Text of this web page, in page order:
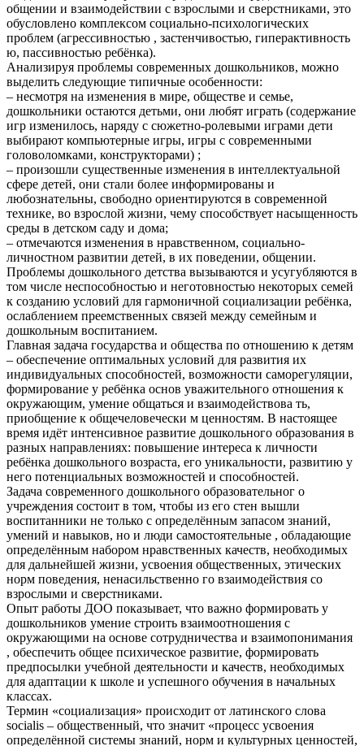
общении и взаимодействии с взрослыми и сверстниками, это
обусловлено комплексом социально-психологических
проблем (агрессивностью , застенчивостью, гиперактивность
ю, пассивностью ребёнка).
Анализируя проблемы современных дошкольников, можно
выделить следующие типичные особенности:
– несмотря на изменения в мире, обществе и семье,
дошкольники остаются детьми, они любят играть (содержание
игр изменилось, наряду с сюжетно-ролевыми играми дети
выбирают компьютерные игры, игры с современными
головоломками, конструкторами) ;
– произошли существенные изменения в интеллектуальной
сфере детей, они стали более информированы и
любознательны, свободно ориентируются в современной
технике, во взрослой жизни, чему способствует насыщенность
среды в детском саду и дома;
– отмечаются изменения в нравственном, социально-
личностном развитии детей, в их поведении, общении.
Проблемы дошкольного детства вызываются и усугубляются в
том числе неспособностью и неготовностью некоторых семей
к созданию условий для гармоничной социализации ребёнка,
ослаблением преемственных связей между семейным и
дошкольным воспитанием.
Главная задача государства и общества по отношению к детям
– обеспечение оптимальных условий для развития их
индивидуальных способностей, возможности саморегуляции,
формирование у ребёнка основ уважительного отношения к
окружающим, умение общаться и взаимодействова ть,
приобщение к общечеловечески м ценностям. В настоящее
время идёт интенсивное развитие дошкольного образования в
разных направлениях: повышение интереса к личности
ребёнка дошкольного возраста, его уникальности, развитию у
него потенциальных возможностей и способностей.
Задача современного дошкольного образовательног о
учреждения состоит в том, чтобы из его стен вышли
воспитанники не только с определённым запасом знаний,
умений и навыков, но и люди самостоятельные , обладающие
определённым набором нравственных качеств, необходимых
для дальнейшей жизни, усвоения общественных, этических
норм поведения, ненасильственно го взаимодействия со
взрослыми и сверстниками.
Опыт работы ДОО показывает, что важно формировать у
дошкольников умение строить взаимоотношения с
окружающими на основе сотрудничества и взаимопонимания
, обеспечить общее психическое развитие, формировать
предпосылки учебной деятельности и качеств, необходимых
для адаптации к школе и успешного обучения в начальных
классах.
Термин «социализация» происходит от латинского слова
socialis – общественный, что значит «процесс усвоения
определённой системы знаний, норм и культурных ценностей,